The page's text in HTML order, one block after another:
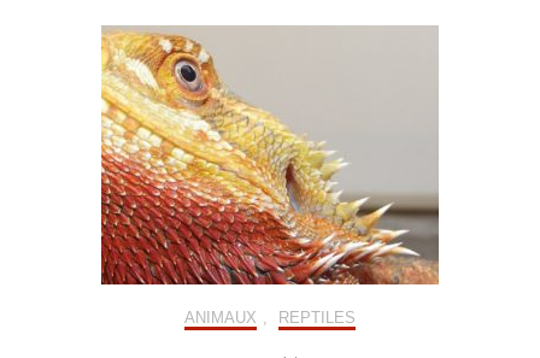
ANIMAUX , REPTILES